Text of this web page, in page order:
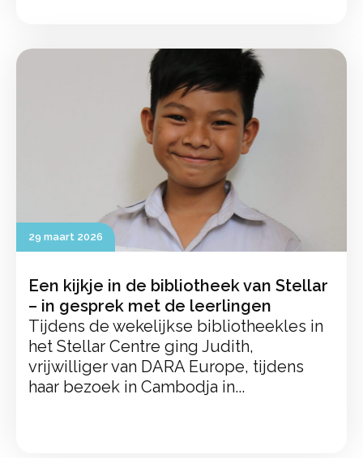
29 maart 2026
Een kijkje in de bibliotheek van Stellar
– in gesprek met de leerlingen
Tijdens de wekelijkse bibliotheekles in
het Stellar Centre ging Judith,
vrijwilliger van DARA Europe, tijdens
haar bezoek in Cambodja in...